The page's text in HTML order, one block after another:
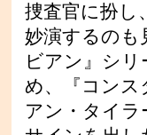
捜査官に扮し
妙演するのも
ビアン』シ
め、『コンス
アン・タイラ